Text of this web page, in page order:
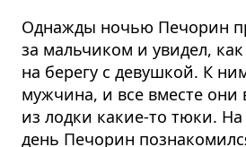
Однажды ночью Печорин
за мальчиком и увидел, как
на берегу с девушкой. К
мужчина, и все вместе они
из лодки какие-то тюки.
день Печорин